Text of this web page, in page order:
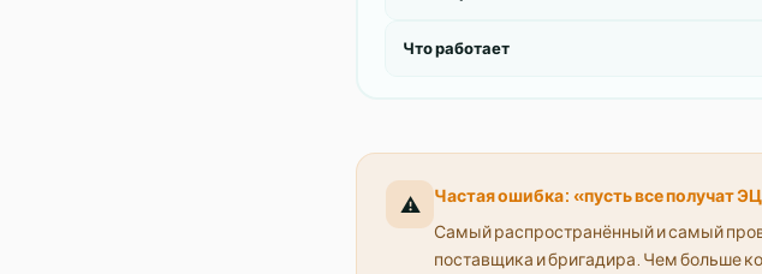
Что работает
⚠️
Частая ошибка: «пусть все получат
Самый распространённый и самый
поставщика и бригадира. Чем больше